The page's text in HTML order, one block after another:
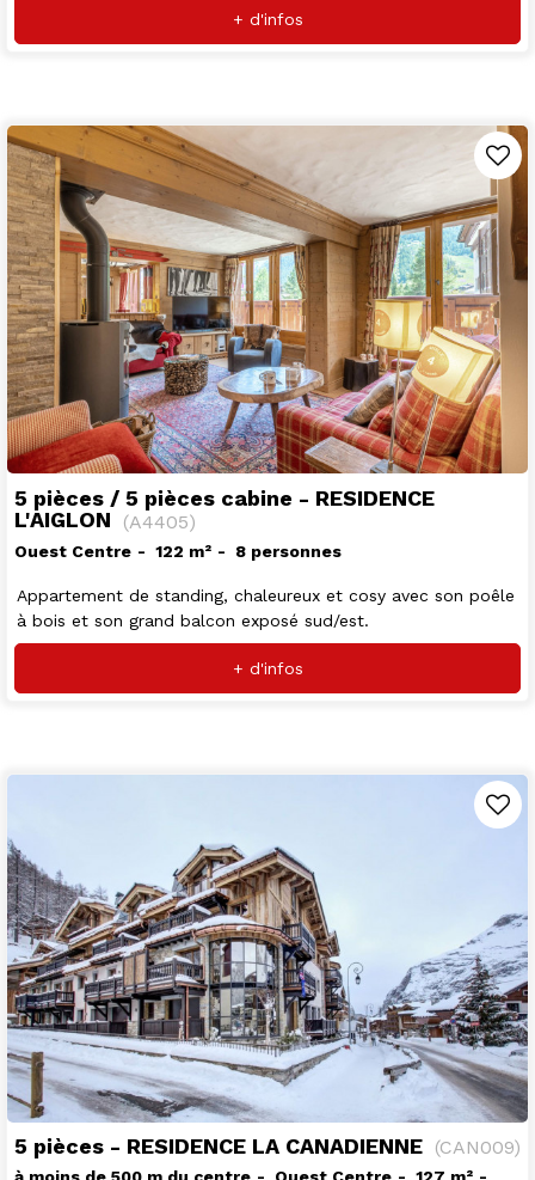
+ d'infos
5 pièces / 5 pièces cabine - RESIDENCE
L'AIGLON
(A4405)
Ouest Centre 122 m² 8 personnes
Appartement de standing, chaleureux et cosy avec son poêle
à bois et son grand balcon exposé sud/est.
+ d'infos
5 pièces - RESIDENCE LA CANADIENNE (CAN009)